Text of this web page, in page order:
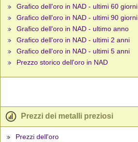
Grafico dell'oro in NAD - ultimi 60 giorni
Grafico dell'oro in NAD - ultimi 90 giorni
Grafico dell'oro in NAD - ultimo anno
Grafico dell'oro in NAD - ultimi 2 anni
Grafico dell'oro in NAD - ultimi 5 anni
Prezzo storico dell'oro in NAD
Prezzi dei metalli preziosi
Prezzi dell'oro